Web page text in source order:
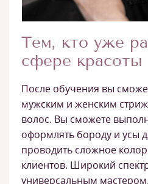
Тем, кто уже
сфере красоты
После обучения вы
мужским и женским
волос. Вы сможете
оформлять бороду и усы
проводить сложное
клиентов. Широкий
универсальным мастером.